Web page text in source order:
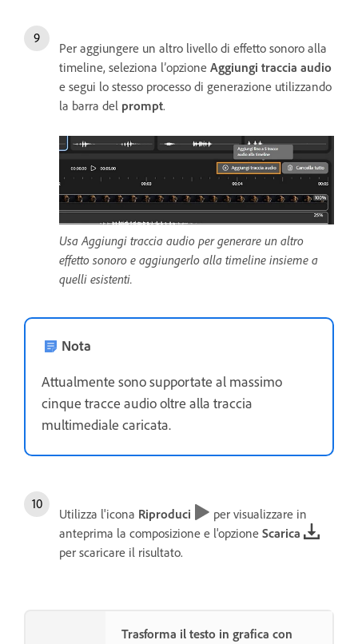
Per aggiungere un altro livello di effetto sonoro alla
timeline, seleziona l’opzione Aggiungi traccia audio
e segui lo stesso processo di generazione utilizzando
la barra del prompt.
Usa Aggiungi traccia audio per generare un altro
effetto sonoro e aggiungerlo alla timeline insieme a
quelli esistenti.
Nota
Attualmente sono supportate al massimo
cinque tracce audio oltre alla traccia
multimediale caricata.
Utilizza l'icona Riproduci
per visualizzare in
anteprima la composizione e l'opzione Scarica
per scaricare il risultato.
Trasforma il testo in grafica con